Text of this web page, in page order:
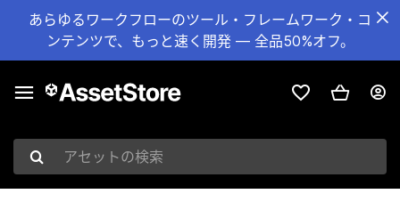
あらゆるワークフローのツール・フレームワーク・コ
ンテンツで、もっと速く開発 — 全品50%オフ。
アセットの検索